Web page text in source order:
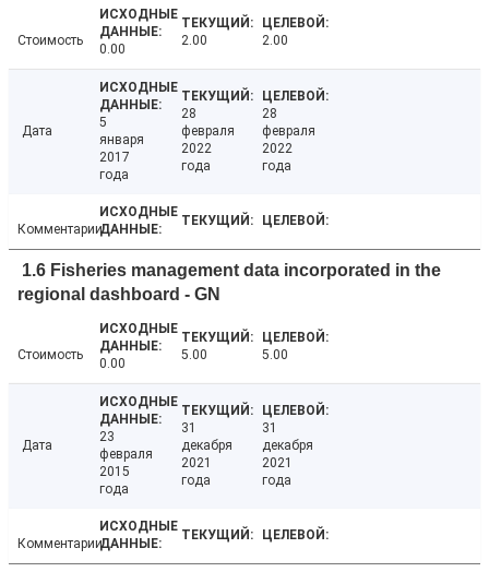
Стоимость
0.00
2.00 2.00
Дата
5
января
2017
года
28
февраля
2022
года
28
февраля
2022
года
Комментарии
1.6 Fisheries management data incorporated in the
regional dashboard - GN
Стоимость
0.00
5.00 5.00
Дата
23
февраля
2015
года
31
декабря
2021
года
31
декабря
2021
года
Комментарии